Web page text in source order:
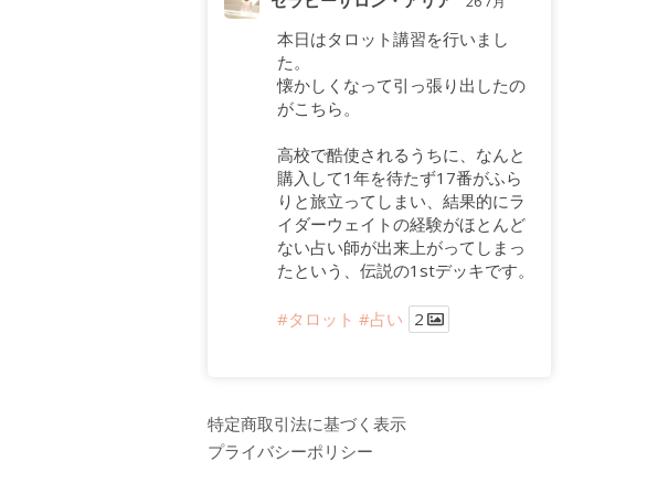
本日はタロット講習を行いまし
た。
懐かしくなって引っ張り出したの
がこちら。
高校で酷使されるうちに、なんと
購入して1年を待たず17番がふら
りと旅立ってしまい、結果的にラ
イダーウェイトの経験がほとんど
ない占い師が出来上がってしまっ
たという、伝説の1stデッキです。
#タロット #占い 2
特定商取引法に基づく表示
プライバシーポリシー